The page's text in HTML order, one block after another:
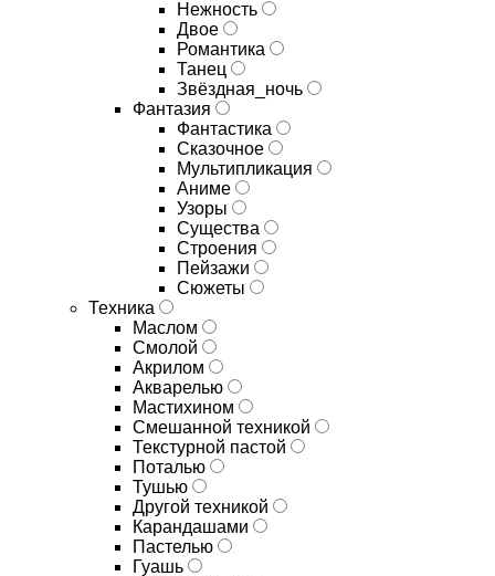
Нежность
Двое
Романтика
Танец
Звёздная_ночь
Фантазия
Фантастика
Сказочное
Мультипликация
Аниме
Узоры
Существа
Строения
Пейзажи
Сюжеты
Техника
Маслом
Смолой
Акрилом
Акварелью
Мастихином
Смешанной техникой
Текстурной пастой
Поталью
Тушью
Другой техникой
Карандашами
Пастелью
Гуашь